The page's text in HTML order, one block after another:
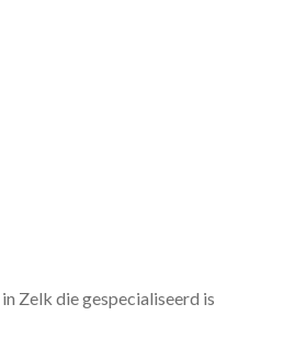
in Zelk die gespecialiseerd is